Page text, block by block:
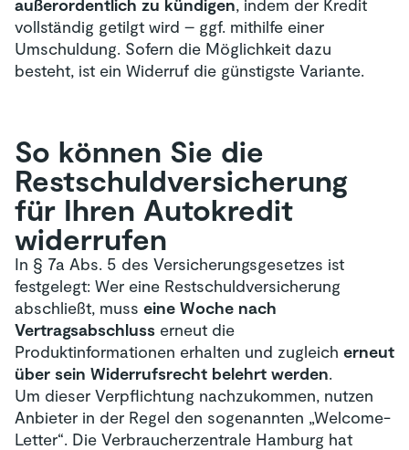
außerordentlich zu kündigen, indem der Kredit
vollständig getilgt wird – ggf. mithilfe einer
Umschuldung. Sofern die Möglichkeit dazu
besteht, ist ein Widerruf die günstigste Variante.
So können Sie die
Restschuld­versicherung
für Ihren Autokredit
widerrufen
In § 7a Abs. 5 des Versicherungsgesetzes ist
festgelegt: Wer eine Restschuldversicherung
abschließt, muss eine Woche nach
Vertragsabschluss erneut die
Produktinformationen erhalten und zugleich erneut
über sein Widerrufsrecht belehrt werden.
Um dieser Verpflichtung nachzukommen, nutzen
Anbieter in der Regel den sogenannten „Welcome-
Letter“. Die Verbraucherzentrale Hamburg hat